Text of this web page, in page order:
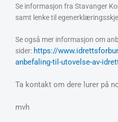
Se informasjon fra Stavanger
samt lenke til
Se også mer informasjon om
sider: https://
anbefaling-til-utovelse-av-
Ta kontakt om dere lurer på
mvh